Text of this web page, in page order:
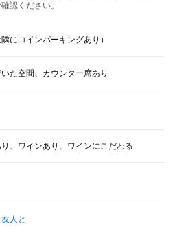
認ください。
にコインパーキングあり）
た空間、カウンター席あり
、ワインあり、ワインにこだわる
人と